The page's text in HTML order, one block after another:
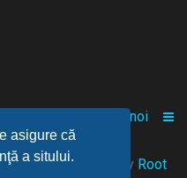
asigure că
a sitului.
Despre noi
™• Design by Root